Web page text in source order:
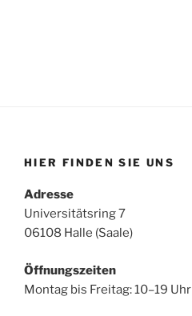
HIER FINDEN SIE UNS
Adresse
Universitätsring 7
06108 Halle (Saale)
Öffnungszeiten
Montag bis Freitag: 10–19 Uhr